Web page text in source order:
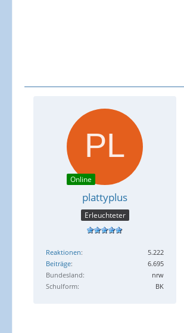
Online
plattyplus
Erleuchteter
Reaktionen
5.222
Beiträge
6.695
Bundesland
nrw
Schulform
BK